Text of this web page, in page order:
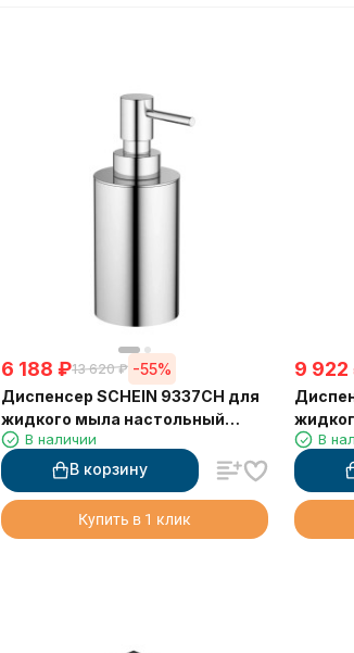
6 188 ₽13 620 ₽ -55%
Диспенсер SCHEIN 9337CH для
жидкого мыла настольный
хромВ наличии
В корзину
Купить в 1 клик
9 922
золото
В